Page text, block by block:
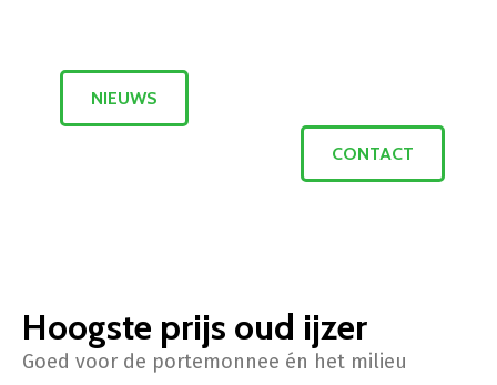
NIEUWS
CONTACT
Hoogste prijs oud ijzer
Goed voor de portemonnee én het milieu